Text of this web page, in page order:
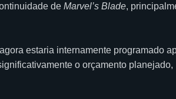
de Marvel’s Blade,
estaria internamente programado
o orçamento planejado,